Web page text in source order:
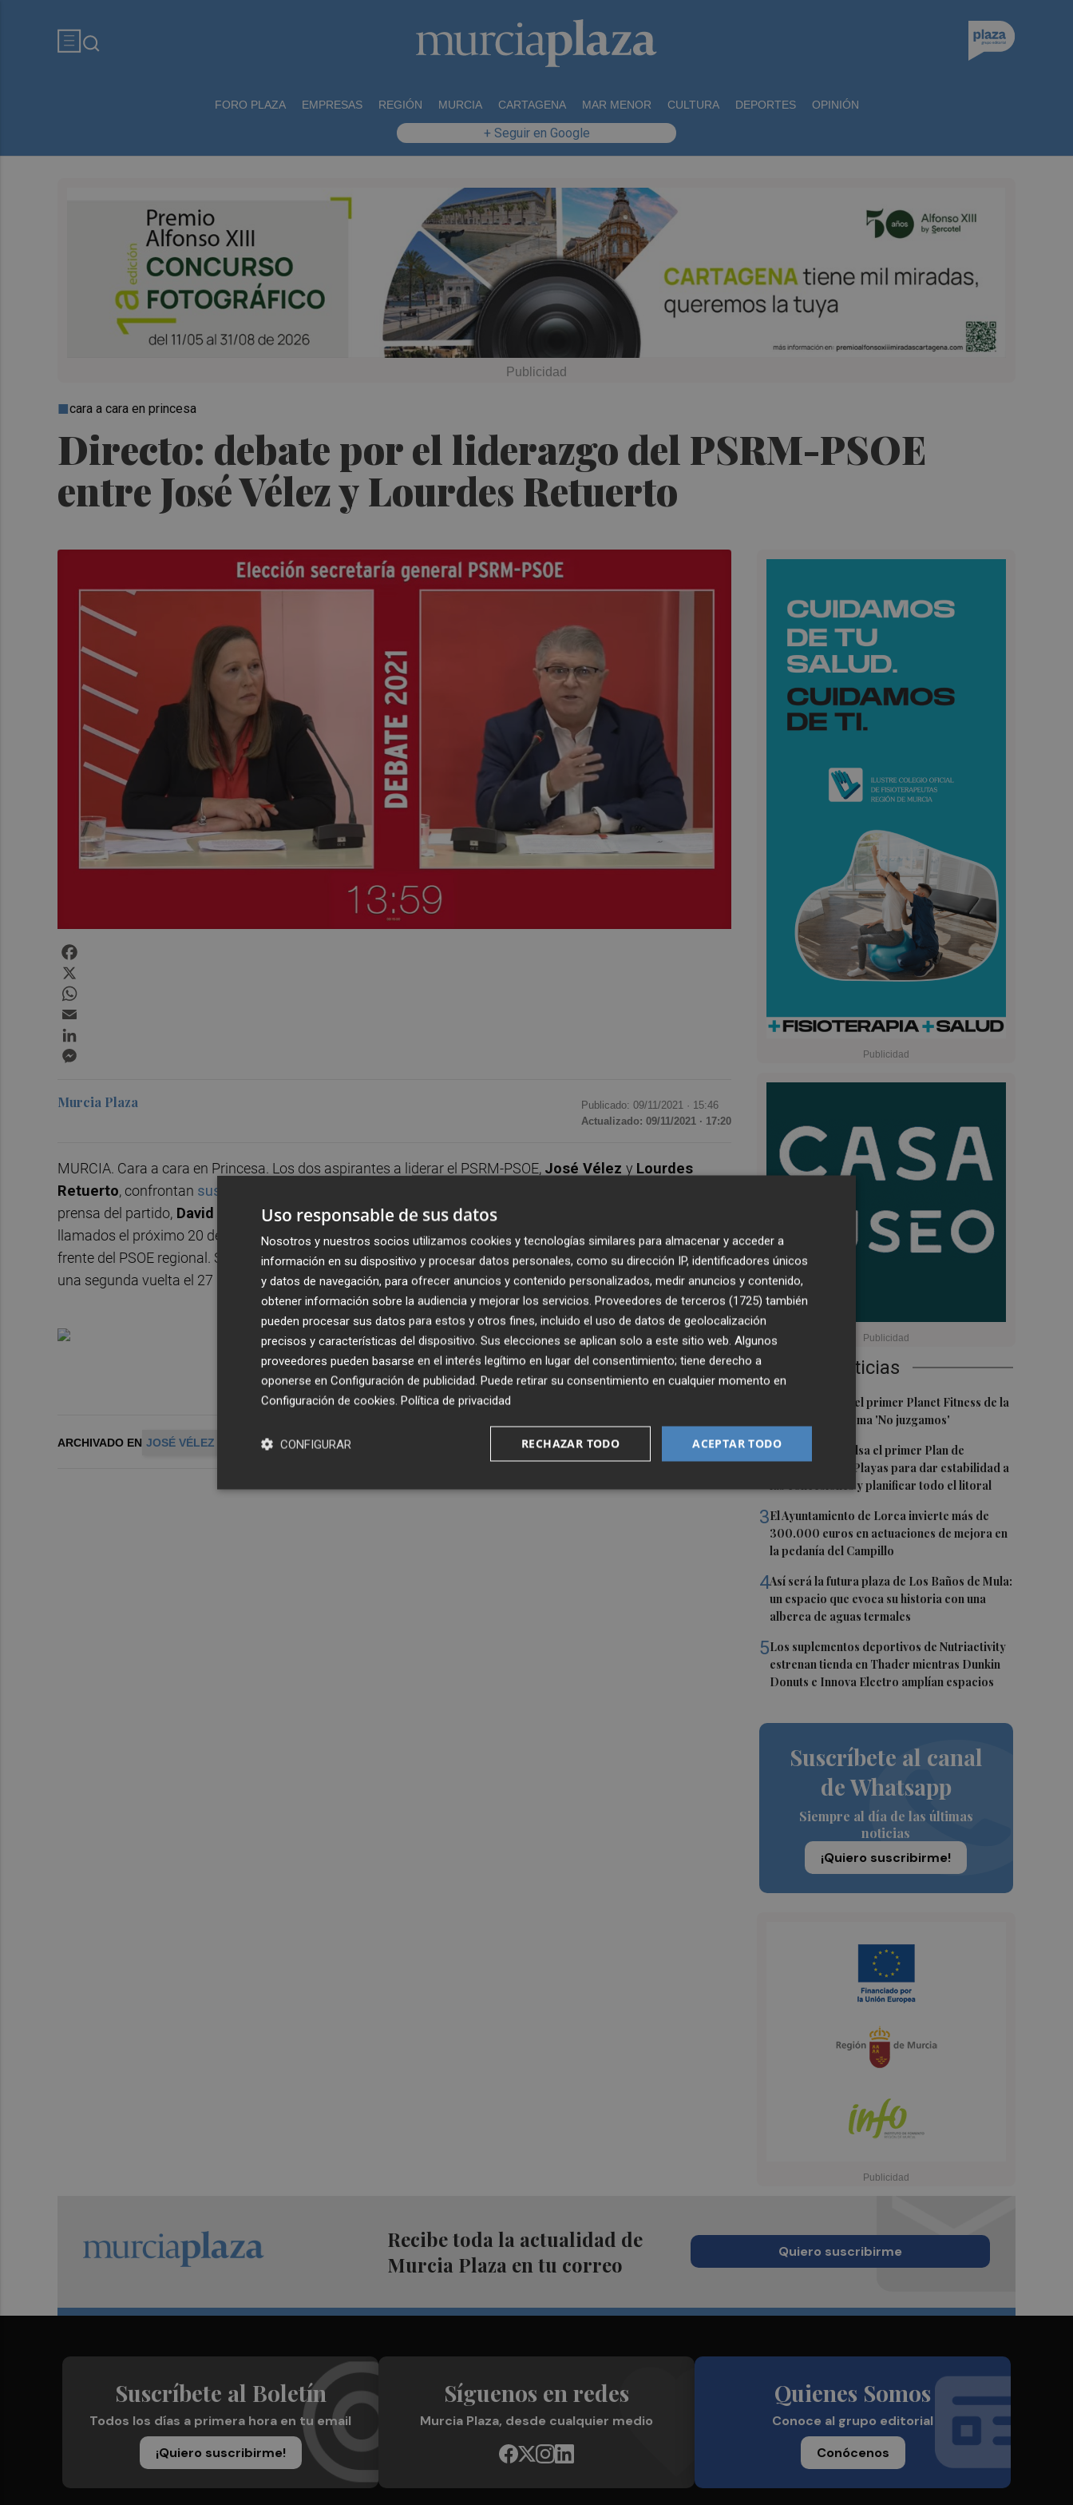
FORO PLAZA EMPRESAS REGIÓN MURCIA CARTAGENA MAR MENOR CULTURA DEPORTES OPINIÓN
+ Seguir en Google
Directo: debate por el liderazgo del PSRM-PSOE
entre José Vélez y Lourdes Retuerto
cara a cara en princesa
Últimas Noticias
Abre en Murcia el primer Planet Fitness de la
Región con su lema 'No juzgamos'
2Cartagena impulsa el primer Plan de
Ordenación de Playas para dar estabilidad a
las concesiones y planificar todo el litoral
3El Ayuntamiento de Lorca invierte más de
300.000 euros en actuaciones de mejora en
la pedanía del Campillo
4Así será la futura plaza de Los Baños de Mula:
un espacio que evoca su historia con una
alberca de aguas termales
5Los suplementos deportivos de Nutriactivity
estrenan tienda en Thader mientras Dunkin
Donuts e Innova Electro amplían espacios
Suscríbete al canal
de Whatsapp
Siempre al día de las últimas
noticias
¡Quiero suscribirme!
Murcia Plaza Publicado: 09/11/2021 · 15:46
Actualizado: 09/11/2021 · 17:20
MURCIA. Cara a cara en Princesa. Los dos aspirantes a liderar el PSRM-PSOE, José Vélez y Lourdes
Retuerto, confrontan sus ideas este martes en un debate
prensa del partido, David Cano , y se puede seguir a través de streaming
llamados el próximo 20 de noviembre a las urnas para decidir quién es el sucesor deDiego Conesaal
frente del PSOE regional. Si ninguno de los dos candidatos logra más del 50% de los votos, se convocará
una segunda vuelta el 27 de noviembre.
ARCHIVADO EN JOSÉ VÉLEZ LOURDES RETUERTO PRIMARIAS PSRM-PSOE
Recibe toda la actualidad de
Murcia Plaza en tu correo
Quiero suscribirme
Suscríbete al Boletín
Todos los días a primera hora en tu email
¡Quiero suscribirme!
Síguenos en redes
Murcia Plaza, desde cualquier medio
Quienes Somos
Conoce al grupo editorial
Conócenos
Uso responsable de sus datos
Nosotros y nuestros socios utilizamos cookies y tecnologías similares para almacenar y acceder a
información en su dispositivo y procesar datos personales, como su dirección IP, identificadores únicos
y datos de navegación, para ofrecer anuncios y contenido personalizados, medir anuncios y contenido,
obtener información sobre la audiencia y mejorar los servicios. Proveedores de terceros (1725) también
pueden procesar sus datos para estos y otros fines, incluido el uso de datos de geolocalización
precisos y características del dispositivo. Sus elecciones se aplican solo a este sitio web. Algunos
proveedores pueden basarse en el interés legítimo en lugar del consentimiento; tiene derecho a
oponerse en Configuración de publicidad. Puede retirar su consentimiento en cualquier momento en
Configuración de cookies. Política de privacidad
ACEPTAR TODO
RECHAZAR TODO
CONFIGURAR